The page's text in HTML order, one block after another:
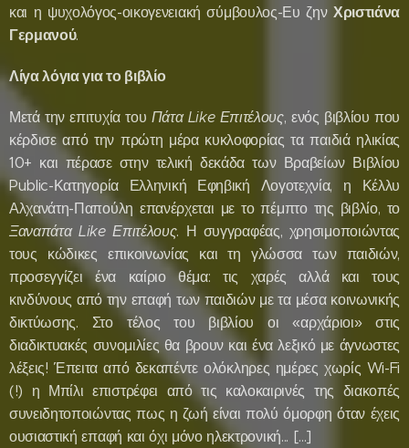
και η ψυχολόγος-οικογενειακή σύμβουλος-Ευ ζην Χριστιάνα
Γερμανού.
Λίγα λόγια για το βιβλίο
Μετά την επιτυχία του Πάτα Like Επιτέλους, ενός βιβλίου που
κέρδισε από την πρώτη μέρα κυκλοφορίας τα παιδιά ηλικίας
10+ και πέρασε στην τελική δεκάδα των Βραβείων Βιβλίου
Public-Κατηγορία Ελληνική Εφηβική Λογοτεχνία, η Κέλλυ
Αλχανάτη-Παπούλη επανέρχεται με το πέμπτο της βιβλίο, το
Ξαναπάτα Like Επιτέλους. Η συγγραφέας, χρησιμοποιώντας
τους κώδικες επικοινωνίας και τη γλώσσα των παιδιών,
προσεγγίζει ένα καίριο θέμα: τις χαρές αλλά και τους
κινδύνους από την επαφή των παιδιών με τα μέσα κοινωνικής
δικτύωσης. Στο τέλος του βιβλίου οι «αρχάριοι» στις
διαδικτυακές συνομιλίες θα βρουν και ένα λεξικό με άγνωστες
λέξεις! Έπειτα από δεκαπέντε ολόκληρες ημέρες χωρίς Wi-Fi
(!) η Μπίλι επιστρέφει από τις καλοκαιρινές της διακοπές
συνειδητοποιώντας πως η ζωή είναι πολύ όμορφη όταν έχεις
ουσιαστική επαφή και όχι μόνο ηλεκτρονική... [...]